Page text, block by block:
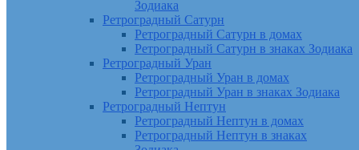
Зодиака
Ретроградный Сатурн
Ретроградный Сатурн в домах
Ретроградный Сатурн в знаках Зодиака
Ретроградный Уран
Ретроградный Уран в домах
Ретроградный Уран в знаках Зодиака
Ретроградный Нептун
Ретроградный Нептун в домах
Ретроградный Нептун в знаках